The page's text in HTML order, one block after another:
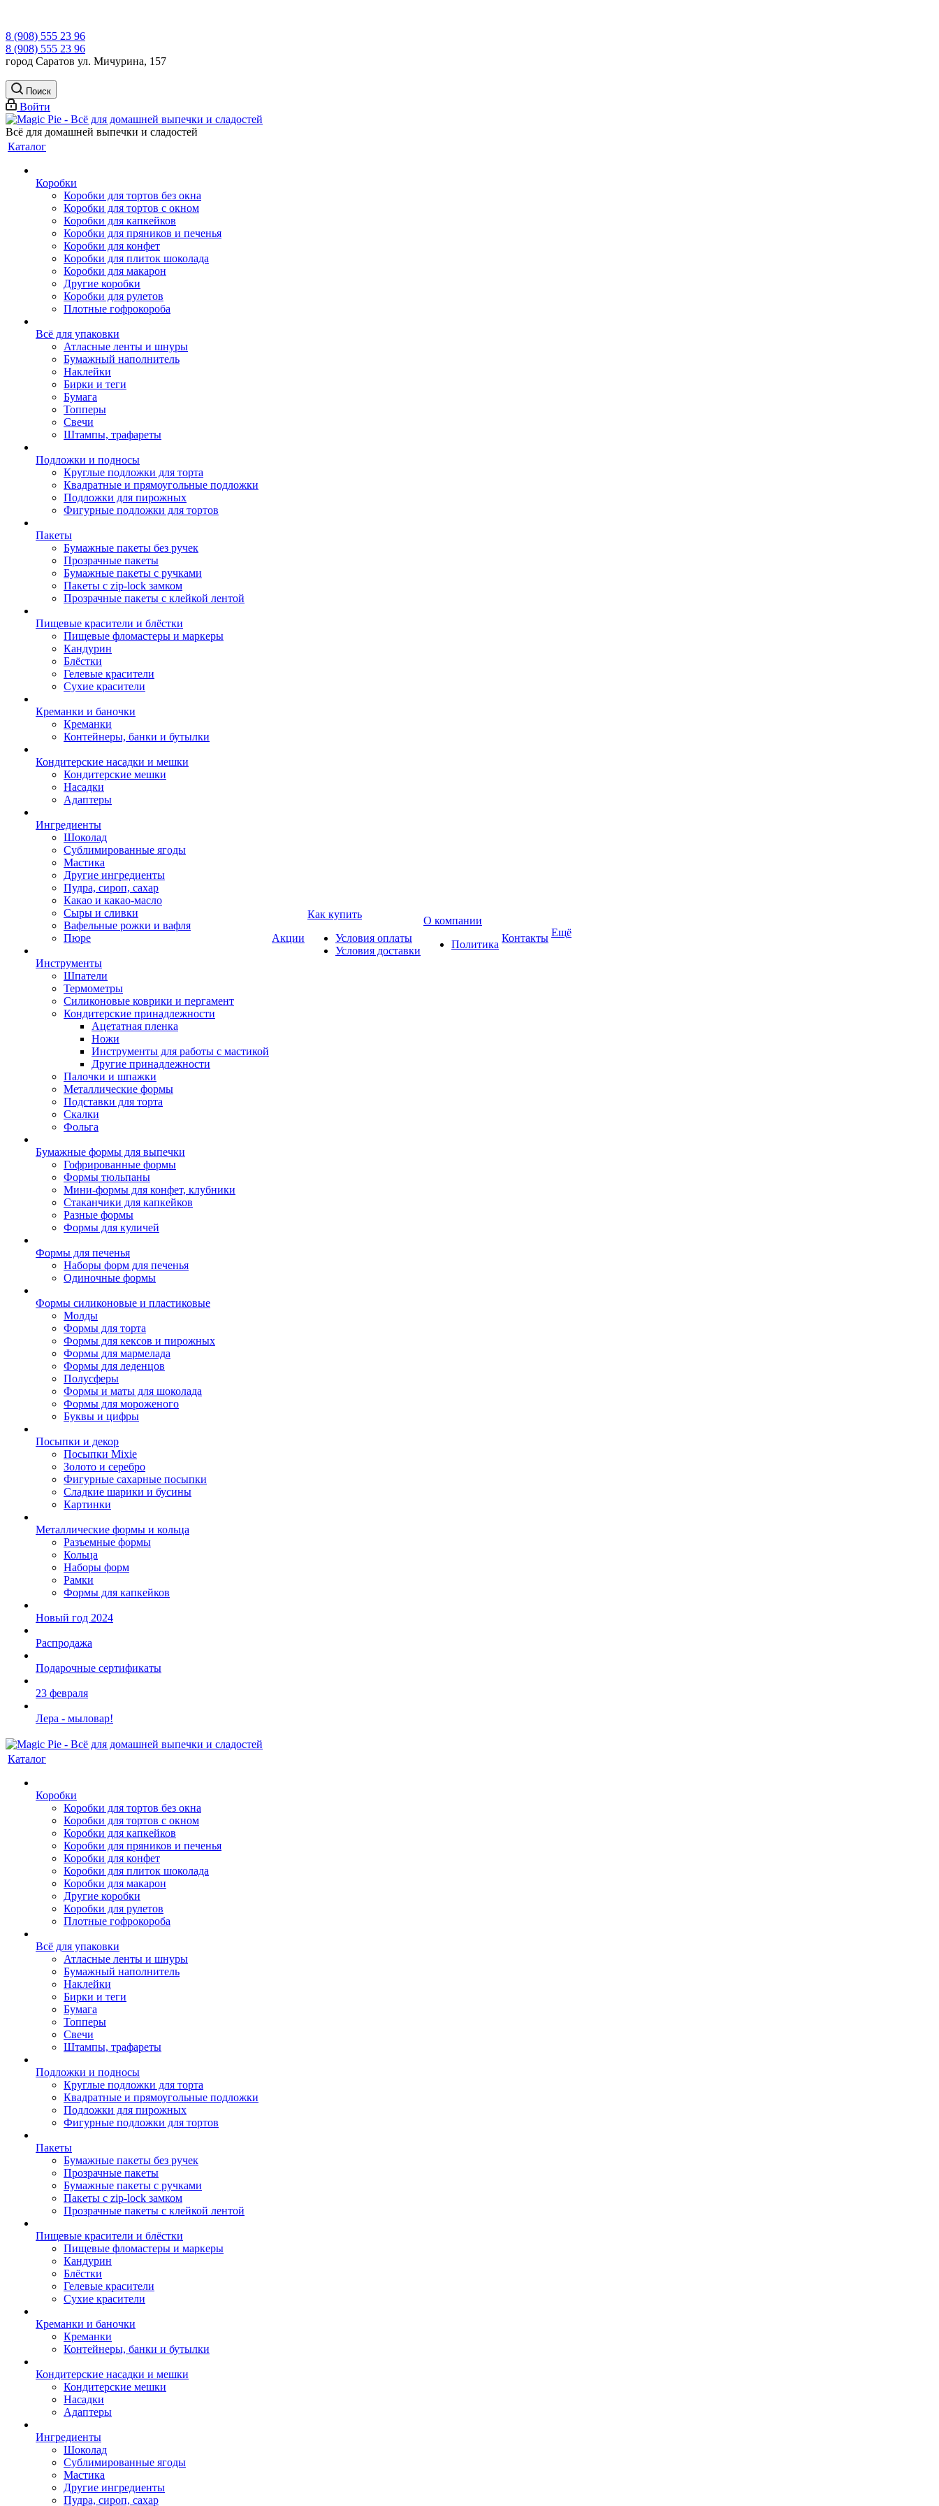
8 (908) 555 23 96
8 (908) 555 23 96
город Саратов ул. Мичурина, 157
Поиск
Войти
Всё для домашней выпечки и сладостей
Каталог
Коробки
Коробки для тортов без окна
Коробки для тортов с окном
Коробки для капкейков
Коробки для пряников и печенья
Коробки для конфет
Коробки для плиток шоколада
Коробки для макарон
Другие коробки
Коробки для рулетов
Плотные гофрокороба
Всё для упаковки
Атласные ленты и шнуры
Бумажный наполнитель
Наклейки
Бирки и теги
Бумага
Топперы
Свечи
Штампы, трафареты
Подложки и подносы
Круглые подложки для торта
Квадратные и прямоугольные подложки
Подложки для пирожных
Фигурные подложки для тортов
Пакеты
Бумажные пакеты без ручек
Прозрачные пакеты
Бумажные пакеты с ручками
Пакеты с zip-lock замком
Прозрачные пакеты с клейкой лентой
Пищевые красители и блёстки
Пищевые фломастеры и маркеры
Кандурин
Блёстки
Гелевые красители
Сухие красители
Креманки и баночки
Креманки
Контейнеры, банки и бутылки
Кондитерские насадки и мешки
Кондитерские мешки
Насадки
Адаптеры
Ингредиенты
Шоколад
Сублимированные ягоды
Мастика
Другие ингредиенты
Пудра, сироп, сахар
Какао и какао-масло
Сыры и сливки
Вафельные рожки и вафля
Пюре
Инструменты
Шпатели
Термометры
Силиконовые коврики и пергамент
Кондитерские принадлежности
Ацетатная пленка
Ножи
Инструменты для работы с мастикой
Другие принадлежности
Палочки и шпажки
Металлические формы
Подставки для торта
Скалки
Фольга
Бумажные формы для выпечки
Гофрированные формы
Формы тюльпаны
Мини-формы для конфет, клубники
Стаканчики для капкейков
Разные формы
Формы для куличей
Формы для печенья
Наборы форм для печенья
Одиночные формы
Формы силиконовые и пластиковые
Молды
Формы для торта
Формы для кексов и пирожных
Формы для мармелада
Формы для леденцов
Полусферы
Формы и маты для шоколада
Формы для мороженого
Буквы и цифры
Посыпки и декор
Посыпки Mixie
Золото и серебро
Фигурные сахарные посыпки
Сладкие шарики и бусины
Картинки
Металлические формы и кольца
Разъемные формы
Кольца
Наборы форм
Рамки
Формы для капкейков
Новый год 2024
Распродажа
Подарочные сертификаты
23 февраля
Лера - мыловар!
Акции
Как купить
Условия оплаты
Условия доставки
О компании
Политика
Контакты Ещё
Каталог
Коробки
Коробки для тортов без окна
Коробки для тортов с окном
Коробки для капкейков
Коробки для пряников и печенья
Коробки для конфет
Коробки для плиток шоколада
Коробки для макарон
Другие коробки
Коробки для рулетов
Плотные гофрокороба
Всё для упаковки
Атласные ленты и шнуры
Бумажный наполнитель
Наклейки
Бирки и теги
Бумага
Топперы
Свечи
Штампы, трафареты
Подложки и подносы
Круглые подложки для торта
Квадратные и прямоугольные подложки
Подложки для пирожных
Фигурные подложки для тортов
Пакеты
Бумажные пакеты без ручек
Прозрачные пакеты
Бумажные пакеты с ручками
Пакеты с zip-lock замком
Прозрачные пакеты с клейкой лентой
Пищевые красители и блёстки
Пищевые фломастеры и маркеры
Кандурин
Блёстки
Гелевые красители
Сухие красители
Креманки и баночки
Креманки
Контейнеры, банки и бутылки
Кондитерские насадки и мешки
Кондитерские мешки
Насадки
Адаптеры
Ингредиенты
Шоколад
Сублимированные ягоды
Мастика
Другие ингредиенты
Пудра, сироп, сахар